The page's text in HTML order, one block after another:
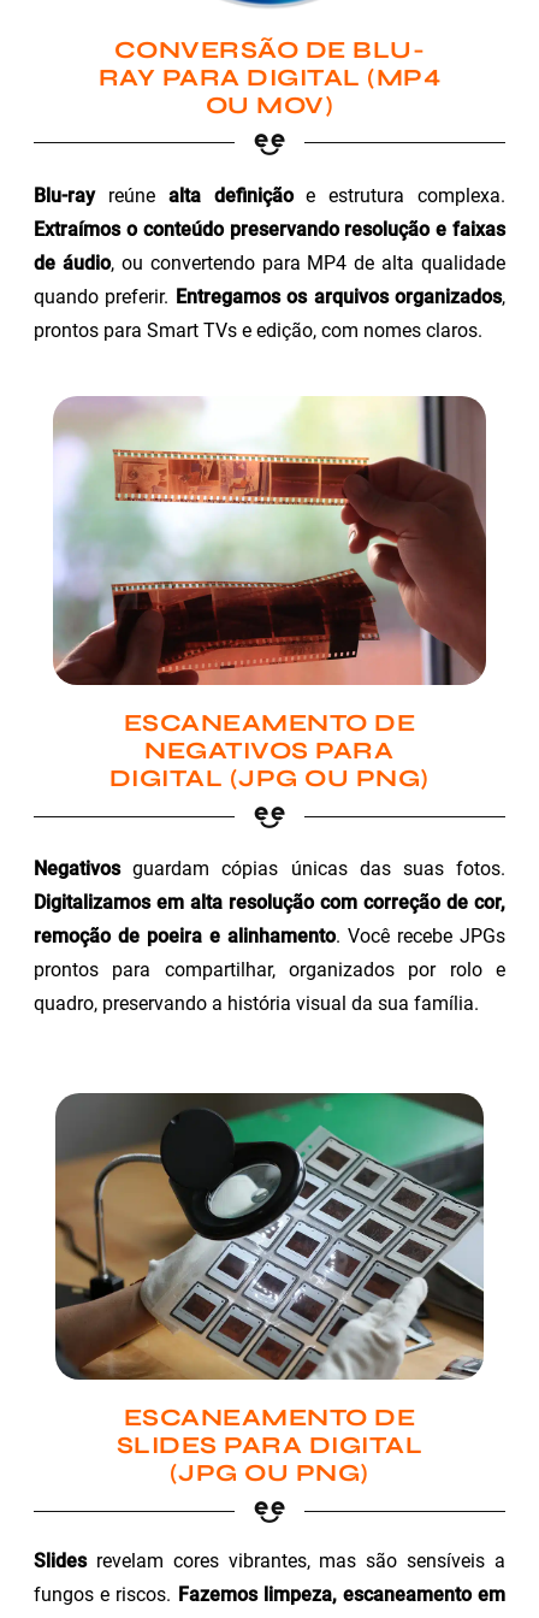
CONVERSÃO DE BLU-
RAY PARA DIGITAL (MP4
OU MOV)
Blu-rayreúne alta definiçãoe estrutura complexa.
Extraímos o conteúdo preservando resolução e faixas
de áudio, ou convertendo para MP4 de alta qualidade
quando preferir. Entregamos os arquivos organizados,
prontos para Smart TVs e edição, com nomes claros.
ESCANEAMENTO DE
NEGATIVOS PARA
DIGITAL (JPG OU PNG)
Negativosguardam cópias únicas das suas fotos.
Digitalizamos em alta resolução com correção de cor,
remoção de poeira e alinhamento. Você recebe JPGs
prontos para compartilhar, organizados por rolo e
quadro, preservando a história visual da sua família.
ESCANEAMENTO DE
SLIDES PARA DIGITAL
(JPG OU PNG)
Slidesrevelam cores vibrantes, mas são sensíveis a
fungos e riscos. Fazemos limpeza, escaneamento em